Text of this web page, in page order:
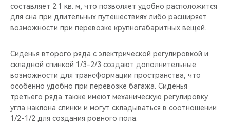
составляет 2.1 кв. м, что позволяет удобно расположится
для сна при длительных путешествиях либо расширяет
возможности при перевозке крупногабаритных вещей.
Сиденья второго ряда с электрической регулировкой и
складной спинкой 1/3-2/3 создают дополнительные
возможности для трансформации пространства, что
особенно удобно при перевозке багажа. Сиденья
третьего ряда также имеют механическую регулировку
угла наклона спинки и могут складываться в соотношении
1/2-1/2 для создания ровного пола.